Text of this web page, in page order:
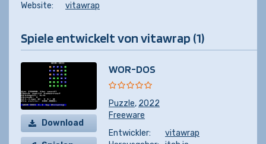
Website: vitawrap
Spiele entwickelt von vitawrap (1)
Download
WOR-DOS
Puzzle, 2022
Freeware
Entwickler:
vitawrap